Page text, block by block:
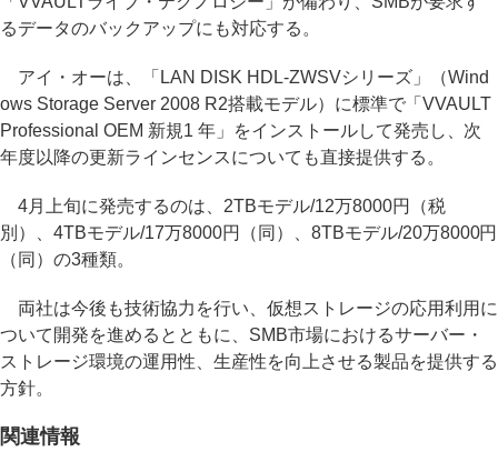
るデータのバックアップにも対応する。
アイ・オーは、「LAN DISK HDL-ZWSVシリーズ」（Wind
ows Storage Server 2008 R2搭載モデル）に標準で「VVAULT
Professional OEM 新規1 年」をインストールして発売し、次
年度以降の更新ラインセンスについても直接提供する。
4月上旬に発売するのは、2TBモデル/12万8000円（税
別）、4TBモデル/17万8000円（同）、8TBモデル/20万8000円
（同）の3種類。
両社は今後も技術協力を行い、仮想ストレージの応用利用に
ついて開発を進めるとともに、SMB市場におけるサーバー・
ストレージ環境の運用性、生産性を向上させる製品を提供する
方針。
関連情報